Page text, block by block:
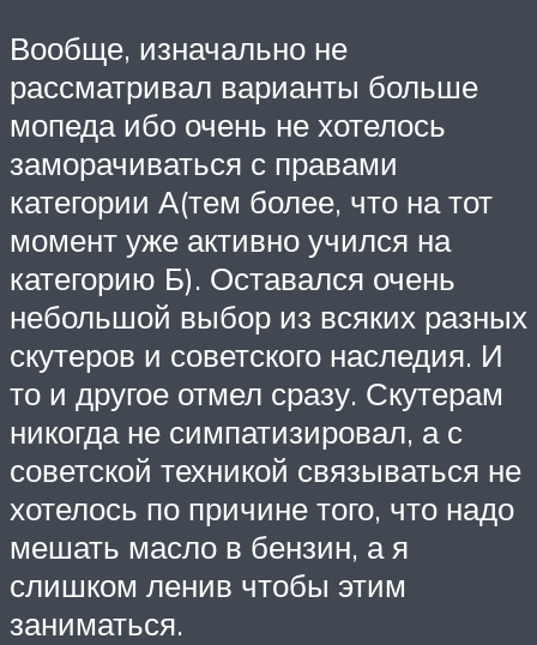
Вообще, изначально не
рассматривал варианты больше
мопеда ибо очень не хотелось
заморачиваться с правами
категории А(тем более, что на тот
момент уже активно учился на
категорию Б). Оставался очень
небольшой выбор из всяких разных
скутеров и советского наследия. И
то и другое отмел сразу. Скутерам
никогда не симпатизировал, а с
советской техникой связываться не
хотелось по причине того, что надо
мешать масло в бензин, а я
слишком ленив чтобы этим
заниматься.